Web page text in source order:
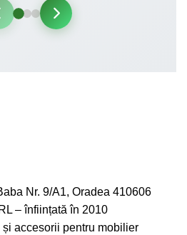
Nr. 9/A1, Oradea 410606
– înființată în 2010
și accesorii pentru mobilier